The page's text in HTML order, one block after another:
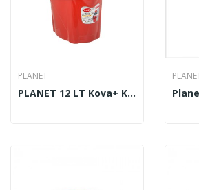
PLANET
PLANET 12 LT Kova+ Kep